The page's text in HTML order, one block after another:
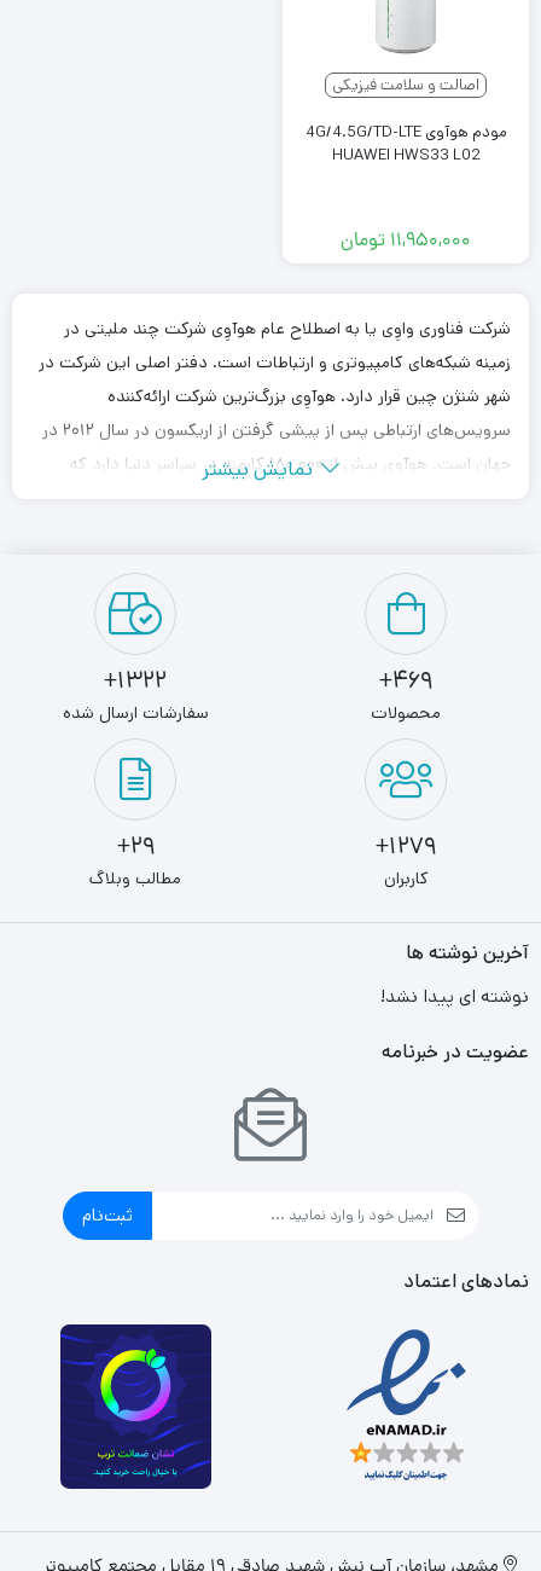
اصالت و سلامت فیزیکی
مودم هوآوی 4G/4.5G/TD-LTE
HUAWEI HWS33 L02
۱۱,۹۵۰,۰۰۰ تومان
شرکت فناوری واوِی یا به اصطلاح عام هوآوِی شرکت چند ملیتی در
زمینه شبکه‌های کامپیوتری و ارتباطات است. دفتر اصلی این شرکت در
شهر شنژن چین قرار دارد. هوآوِی بزرگ‌ترین شرکت ارائه‌کننده
سرویس‌های ارتباطی پس از پیشی گرفتن از اریکسون در سال ۲۰۱۲ در
جهان است. هوآوِی بیش از ۱۸۰٬۰۰۰ کارمند در سراسر دنیا دارد که
حدود ۳٫۷۴ میلیارد دلار در تحقیق و توسعه سرمایه‌گذاری کرد و در
سال ۲۰۱۸ اولین گوشی ۳ دوربین جهان را به نام p20pro به بازار جهانی
نمایش بیشتر
469+
محصولات
1322+
سفارشات ارسال شده
1279+
کاربران
29+
مطالب وبلاگ
آخرین نوشته ها
نوشته ای پیدا نشد!
عضویت در خبرنامه
ثبت‌نام
نمادهای اعتماد